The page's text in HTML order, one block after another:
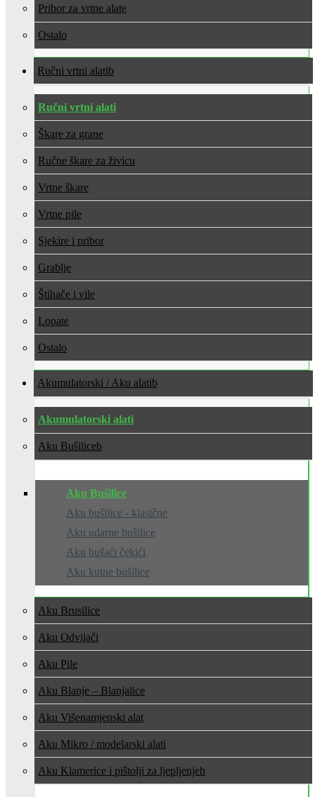
Pribor za vrtne alate
Ostalo
Ručni vrtni alati
Ručni vrtni alati
Škare za grane
Ručne škare za živicu
Vrtne škare
Vrtne pile
Sjekire i pribor
Grablje
Štihače i vile
Lopate
Ostalo
Akumulatorski / Aku alati
Akumulatorski alati
Aku Bušilice
Aku Bušilice
Aku bušilice - klasične
Aku udarne bušilice
Aku bušaći čekići
Aku kutne bušilice
Aku Brusilice
Aku Odvijači
Aku Pile
Aku Blanje – Blanjalice
Aku Višenamjenski alat
Aku Mikro / modelarski alati
Aku Klamerice i pištolji za ljepljenje